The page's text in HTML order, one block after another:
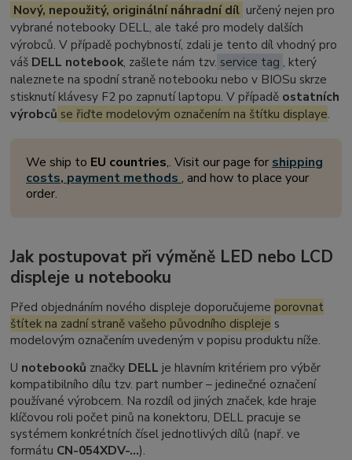
Nový, nepoužitý, originální náhradní díl určený nejen pro
vybrané notebooky DELL, ale také pro modely dalších
výrobců. V případě pochybností, zdali je tento díl vhodný pro
váš DELL notebook, zašlete nám tzv. service tag , který
naleznete na spodní straně notebooku nebo v BIOSu skrze
stisknutí klávesy F2 po zapnutí laptopu. V případě ostatních
výrobců se řiďte modelovým označením na štítku displaye.
We ship to EU countries,. Visit our page for shipping
costs, payment methods, and how to place your
order.
Jak postupovat při výměně LED nebo LCD
displeje u notebooku
Před objednáním nového displeje doporučujeme porovnat
štítek na zadní straně vašeho původního displeje s
modelovým označením uvedeným v popisu produktu níže.
U notebooků značky DELL je hlavním kritériem pro výběr
kompatibilního dílu tzv. part number– jedinečné označení
používané výrobcem. Na rozdíl od jiných značek, kde hraje
klíčovou roli počet pinů na konektoru, DELL pracuje se
systémem konkrétních čísel jednotlivých dílů (např. ve
formátu CN-054XDV-...).